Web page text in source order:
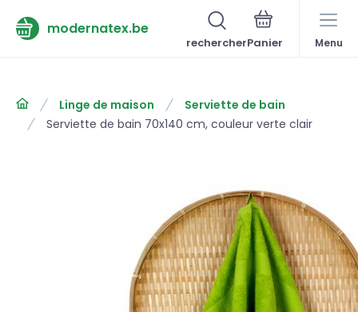
modernatex.be
rechercher Menu
Linge de maison
Serviette de bain
Serviette de bain 70x140 cm, couleur verte clair